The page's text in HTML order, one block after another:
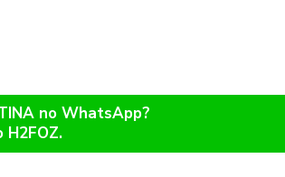
no WhatsApp?
H2FOZ.